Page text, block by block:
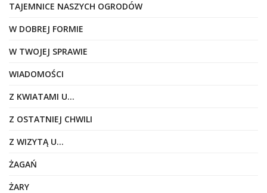
TAJEMNICE NASZYCH OGRODÓW
W DOBREJ FORMIE
W TWOJEJ SPRAWIE
WIADOMOŚCI
Z KWIATAMI U…
Z OSTATNIEJ CHWILI
Z WIZYTĄ U…
ŻAGAŃ
ŻARY